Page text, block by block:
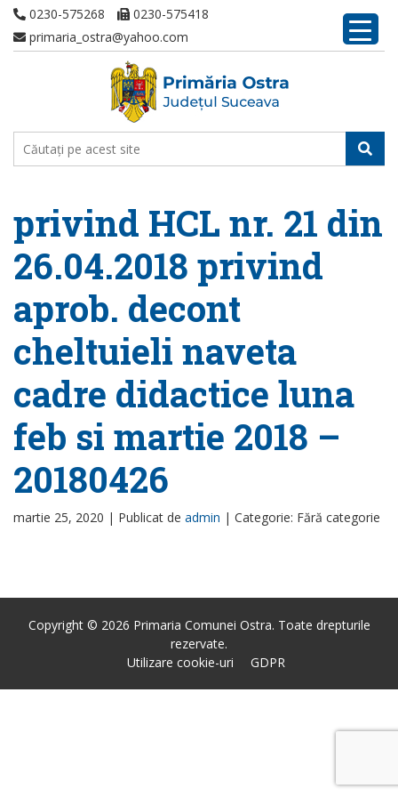
0230-575268
0230-575418
primaria_ostra@yahoo.com
privind HCL nr. 21 din
26.04.2018 privind
aprob. decont
cheltuieli naveta
cadre didactice luna
feb si martie 2018 –
20180426
martie 25, 2020 | Publicat de admin | Categorie: Fără categorie
Copyright © 2026 Primaria Comunei Ostra. Toate drepturile
rezervate.
Utilizare cookie-uri
GDPR